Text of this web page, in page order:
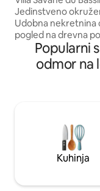
Jedinstveno
Udobna nekretnina od 80
pogled na drevna
priroda bogata faunom i
održavano zemljište Privatni parking za
najviše 3 vozila Veliki dnevni boravak s
kuhinja i filtrirana voda za
i WC s lavelingeom
Popularni
odmor na
Kuhinja